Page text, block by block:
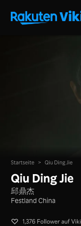
Startseite > Qiu Ding Jie
Qiu Ding Jie
邱鼎杰
Festland China
1,376 Follower auf Viki